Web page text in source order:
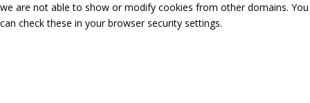
we are not able to show or modify cookies from other domains. You
can check these in your browser security settings.